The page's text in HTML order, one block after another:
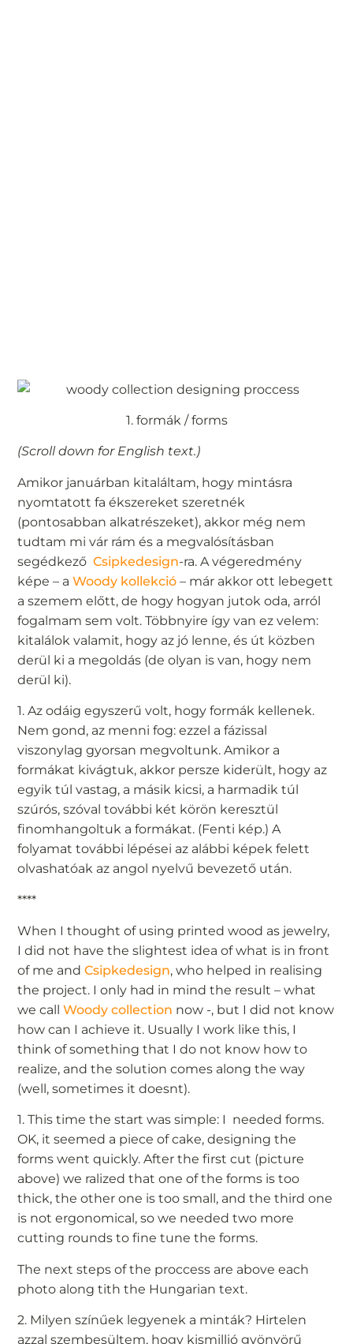
1. formák / forms
(Scroll down for English text.)
Amikor januárban kitaláltam, hogy mintásra
nyomtatott fa ékszereket szeretnék
(pontosabban alkatrészeket), akkor még nem
tudtam mi vár rám és a megvalósításban
segédkezőCsipkedesign-ra. A végeredmény
képe – aWoody kollekció – már akkor ott lebegett
a szemem előtt, de hogy hogyan jutok oda, arról
fogalmam sem volt. Többnyire így van ez velem:
kitalálok valamit, hogy az jó lenne, és út közben
derül ki a megoldás (de olyan is van, hogy nem
derül ki).
1. Az odáig egyszerű volt, hogy formák kellenek.
Nem gond, az menni fog: ezzel a fázissal
viszonylag gyorsan megvoltunk. Amikor a
formákat kivágtuk, akkor persze kiderült, hogy az
egyik túl vastag, a másik kicsi, a harmadik túl
szúrós, szóval további két körön keresztül
finomhangoltuk a formákat. (Fenti kép.) A
folyamat további lépései az alábbi képek felett
olvashatóak az angol nyelvű bevezető után.
****
When I thought of using printed wood as jewelry,
I did not have the slightest idea of what is in front
of me andCsipkedesign, who helped in realising
the project. I only had in mind the result – what
we callWoody collection now -, but I did not know
how can I achieve it. Usually I work like this, I
think of something that I do not know how to
realize, and the solution comes along the way
(well, sometimes it doesnt).
1. This time the start was simple: I needed forms.
OK, it seemed a piece of cake, designing the
forms went quickly. After the first cut (picture
above) we ralized that one of the forms is too
thick, the other one is too small, and the third one
is not ergonomical, so we needed two more
cutting rounds to fine tune the forms.
The next steps of the proccess are above each
photo along tith the Hungarian text.
2. Milyen színűek legyenek a minták? Hirtelen
azzal szembesültem, hogy kismillió gyönyörű